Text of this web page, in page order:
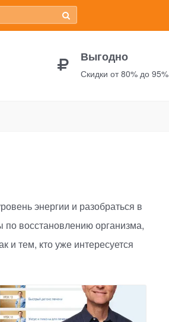
Выгодно
Скидки от 80% до 95%
энергии и разобраться в
восстановлению организма,
и тем, кто уже интересуется